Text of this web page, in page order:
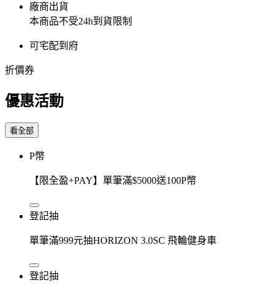
廠商出貨
本商品不受24h到貨限制
可宅配到府
折價券
優惠活動
看全部
P幣
【限全盈+PAY】單筆滿$5000送100P幣
登記抽
單筆滿999元抽HORIZON 3.0SC 飛輪健身車
登記抽